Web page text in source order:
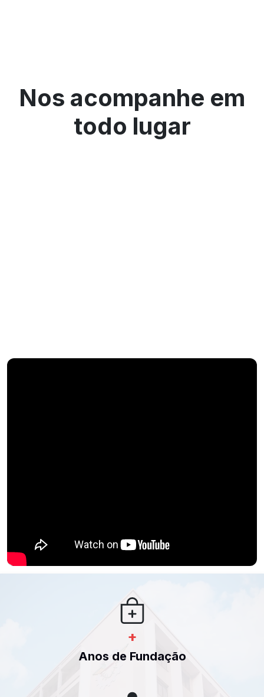
Nos acompanhe em
todo lugar
+
Anos de Fundação